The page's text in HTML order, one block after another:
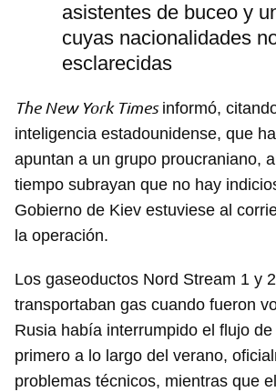
asistentes de buceo y
cuyas nacionalidades
esclarecidas
The New York Timesinformó,
inteligencia estadounidense, que
apuntan a un grupo proucraniano,
tiempo subrayan que no hay
Gobierno de Kiev estuviese al
la operación.
Los gaseoductos Nord Stream 1 y
transportaban gas cuando fueron
Rusia había interrumpido el flujo de
primero a lo largo del verano,
problemas técnicos, mientras que